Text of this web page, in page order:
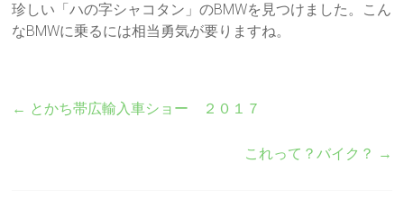
珍しい「ハの字シャコタン」のBMWを見つけました。こん
なBMWに乗るには相当勇気が要りますね。
← とかち帯広輸入車ショー ２０１７
これって？バイク？ →